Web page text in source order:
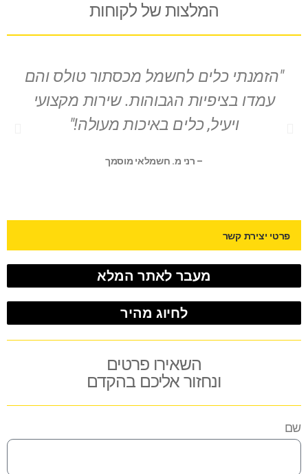
המלצות של לקוחות
"הזמנתי כלים לחשמל מכסתור טולס והם
עמדו בציפיות הגבוהות. שירות מקצועי
ויעיל, כלים באיכות מעולה!"
– רני מ. חשמלאי מוסמך
פרטי יצירת קשר
מעבר לאתר המלא
לחיוג מהיר
השאירו פרטים
ונחזור אליכם בהקדם
שם